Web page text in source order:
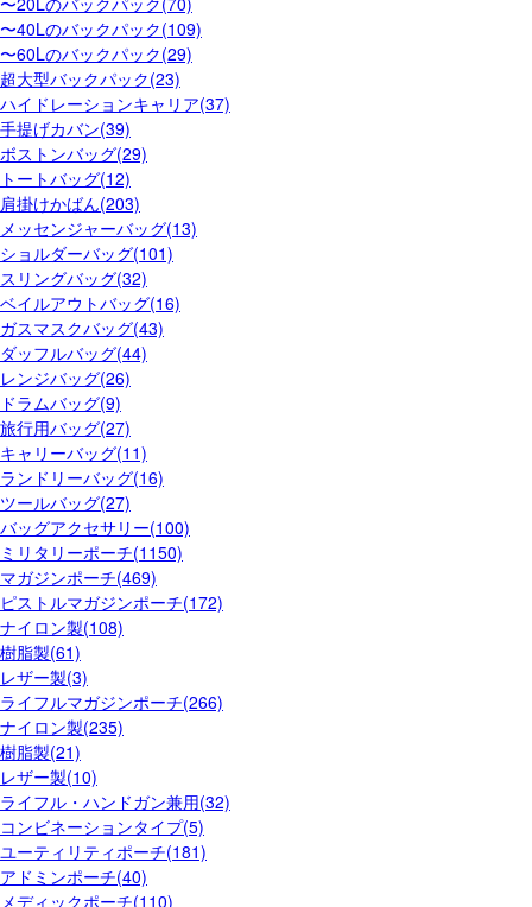
〜40Lのバックパック(109)
〜60Lのバックパック(29)
超大型バックパック(23)
ハイドレーションキャリア(37)
手提げカバン(39)
ボストンバッグ(29)
トートバッグ(12)
肩掛けかばん(203)
メッセンジャーバッグ(13)
ショルダーバッグ(101)
スリングバッグ(32)
ベイルアウトバッグ(16)
ガスマスクバッグ(43)
ダッフルバッグ(44)
レンジバッグ(26)
ドラムバッグ(9)
旅行用バッグ(27)
キャリーバッグ(11)
ランドリーバッグ(16)
ツールバッグ(27)
バッグアクセサリー(100)
ミリタリーポーチ(1150)
マガジンポーチ(469)
ピストルマガジンポーチ(172)
ナイロン製(108)
樹脂製(61)
レザー製(3)
ライフルマガジンポーチ(266)
ナイロン製(235)
樹脂製(21)
レザー製(10)
ライフル・ハンドガン兼用(32)
コンビネーションタイプ(5)
ユーティリティポーチ(181)
アドミンポーチ(40)
メディックポーチ(110)